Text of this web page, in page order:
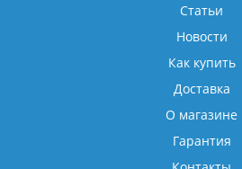
Статьи
Новости
Как купить
Доставка
О магазине
Гарантия